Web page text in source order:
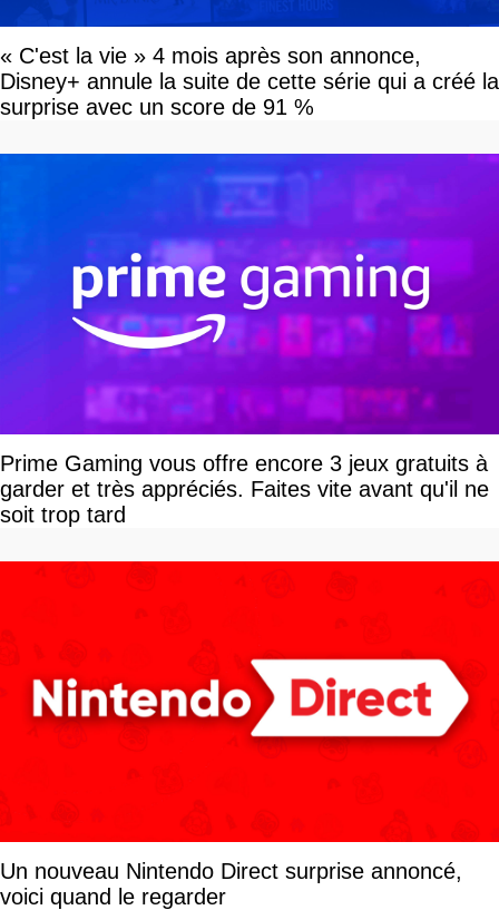
« C'est la vie » 4 mois après son annonce,
Disney+ annule la suite de cette série qui a créé la
surprise avec un score de 91 %
Prime Gaming vous offre encore 3 jeux gratuits à
garder et très appréciés. Faites vite avant qu'il ne
soit trop tard
Un nouveau Nintendo Direct surprise annoncé,
voici quand le regarder